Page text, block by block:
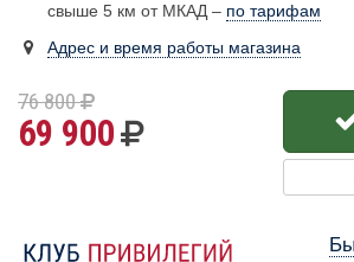
свыше 5 км от МКАД – по тарифам
Адрес и время работы магазина
76 800
69 900